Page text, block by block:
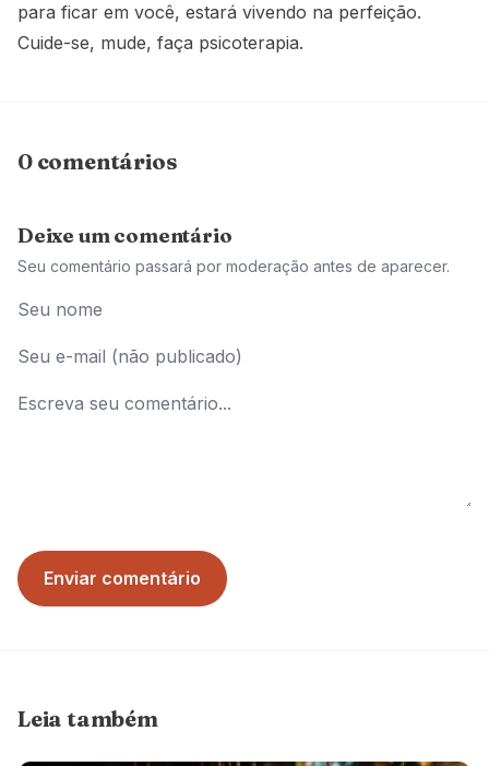
para ficar em você, estará vivendo na perfeição.
Cuide-se, mude, faça psicoterapia.
0 comentários
Deixe um comentário
Seu comentário passará por moderação antes de aparecer.
Enviar comentário
Leia também